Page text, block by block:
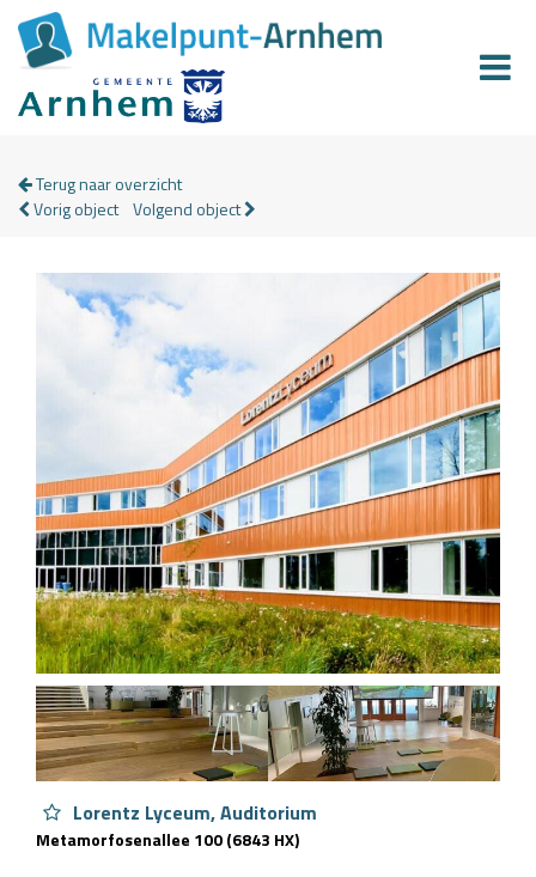
Terug naar overzicht
Vorig object Volgend object
Lorentz Lyceum, Auditorium
Metamorfosenallee 100 (6843 HX)